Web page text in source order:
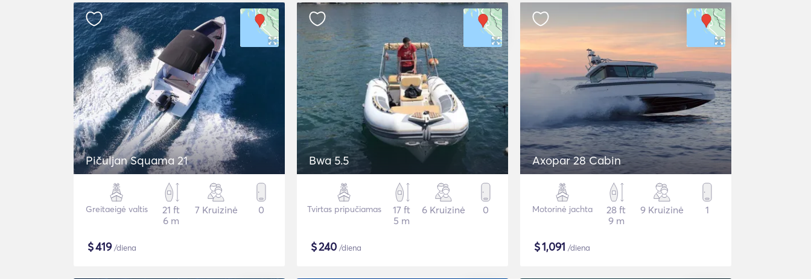
Pičuljan Squama 21
Greitaeigė valtis
21 ft
6 m
7 Kruizinė 0
$419/diena
Bwa 5.5
Tvirtas pripučiamas
17 ft
5 m
6 Kruizinė 0
$240 /diena
Axopar 28 Cabin
Motorinė jachta
28 ft
9 m
9 Kruizinė 1
$1,091 /diena